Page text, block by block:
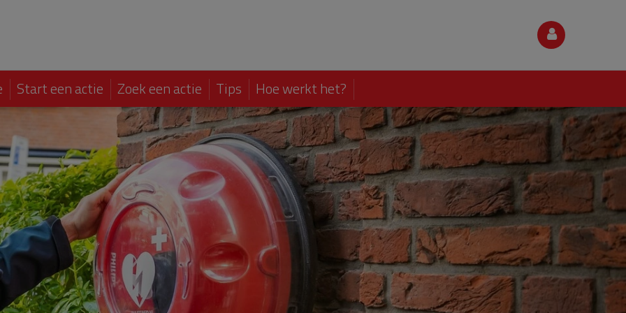
Start een actie Zoek een actie Tips Hoe werkt het?